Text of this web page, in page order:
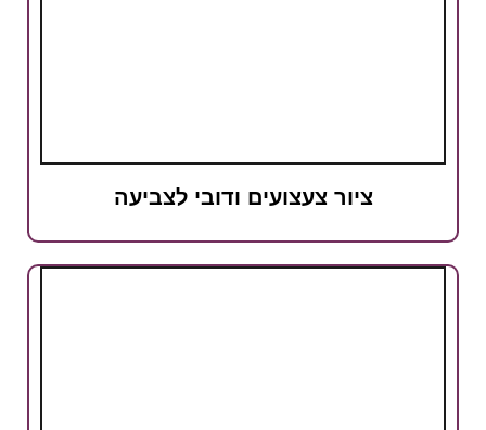
ציור צעצועים ודובי לצביעה